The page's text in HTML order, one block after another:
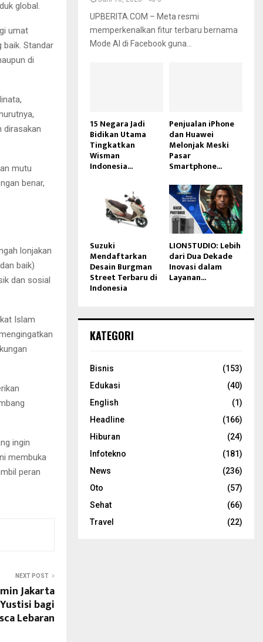
global.
umat
baik. Standar
di
dirasakan
mutu
benar,
lonjakan
baik)
dan sosial
Islam
ingin
membuka
peran
NEXT POST
Jakarta
bagi
Lebaran
UPBERITA.COM – Meta resmi
memperkenalkan fitur terbaru bernama
Mode AI di Facebook guna...
15 Negara Jadi
Bidikan Utama
Tingkatkan
Wisman
Indonesia...
Penjualan iPhone
dan Huawei
Melonjak Meski
Pasar
Smartphone...
Suzuki
Mendaftarkan
Desain Burgman
Street Terbaru di
Indonesia
LION5TUDIO: Lebih
dari Dua Dekade
Inovasi dalam
Layanan...
KATEGORI
Bisnis
(153)
Edukasi
(40)
English
(1)
Headline
(166)
Hiburan
(24)
Infotekno
(181)
News
(236)
Oto
(57)
Sehat
(66)
Travel
(22)